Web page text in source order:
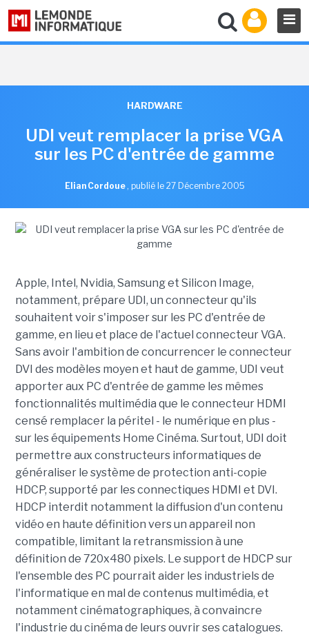
HARDWARE
UDI veut remplacer la prise VGA
sur les PC d'entrée de gamme
Elian Cordoue , publié le 27 Décembre 2005
Apple, Intel, Nvidia, Samsung et Silicon Image,
notamment, prépare UDI, un connecteur qu'ils
souhaitent voir s'imposer sur les PC d'entrée de
gamme, en lieu et place de l'actuel connecteur VGA.
Sans avoir l'ambition de concurrencer le connecteur
DVI des modèles moyen et haut de gamme, UDI veut
apporter aux PC d'entrée de gamme les mêmes
fonctionnalités multimédia que le connecteur HDMI
censé remplacer la péritel - le numérique en plus -
sur les équipements Home Cinéma. Surtout, UDI doit
permettre aux constructeurs informatiques de
généraliser le système de protection anti-copie
HDCP, supporté par les connectiques HDMI et DVI.
HDCP interdit notamment la diffusion d'un contenu
vidéo en haute définition vers un appareil non
compatible, limitant la retransmission à une
définition de 720x480 pixels. Le support de HDCP sur
l'ensemble des PC pourrait aider les industriels de
l'informatique en mal de contenus multimédia, et
notamment cinématographiques, à convaincre
l'industrie du cinéma de leurs ouvrir ses catalogues.